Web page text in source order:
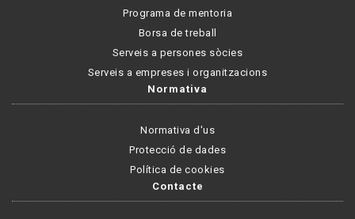
Programa de mentoria
Borsa de treball
Serveis a persones sòcies
Serveis a empreses i organitzacions
Normativa
Normativa d'us
Protecció de dades
Política de cookies
Contacte